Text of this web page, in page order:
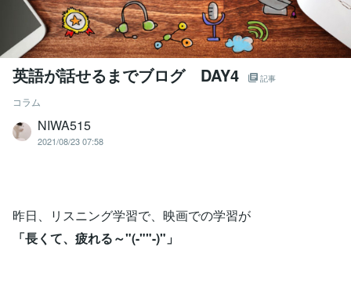
英語が話せるまでブログ DAY4 記事
コラム
NIWA515
2021/08/23 07:58
昨日、リスニング学習で、映画での学習が
「長くて、疲れる～"(-""-)"」